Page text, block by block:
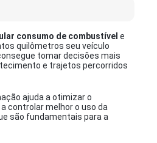
consumo de combustível e
quilômetros seu veículo
tomar decisões mais
e trajetos percorridos
ajuda a otimizar o
controlar melhor o uso da
são fundamentais para a